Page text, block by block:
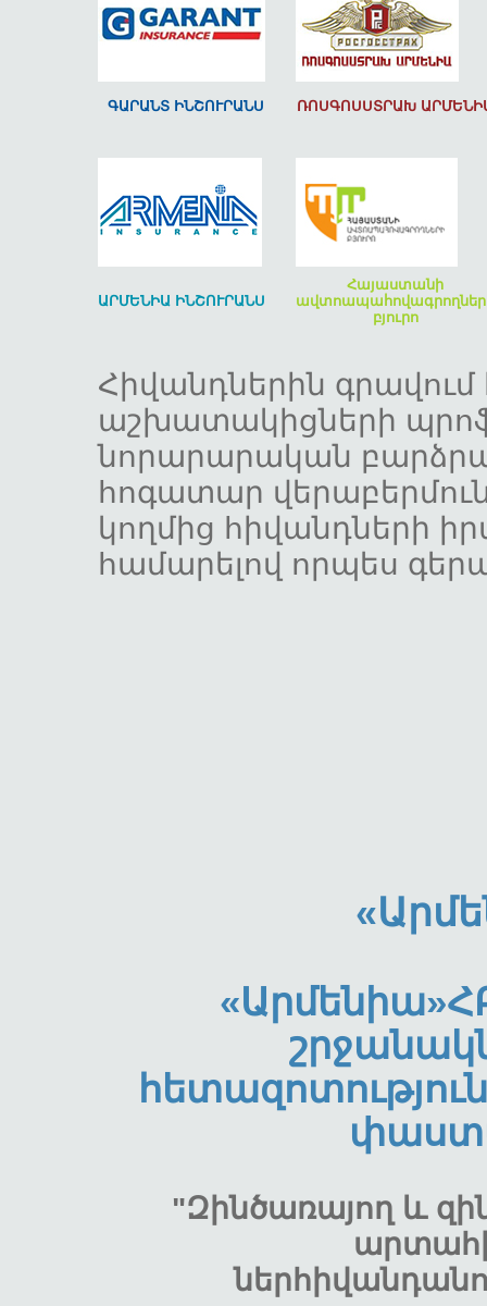
ԳԱՐԱՆՏ ԻՆՇՈՒՐԱՆՍ ՌՈՍԳՈՍՍՏՐԱԽ
ԱՐՄԵՆԻԱ ԻՆՇՈՒՐԱՆՍ
Հայաստանի
բյուրո
Հիվանդներին գրավում
աշխատակիցների
նորարարական
հոգատար
կողմից հիվանդների
համարելով որպես
"Զինծառայող և